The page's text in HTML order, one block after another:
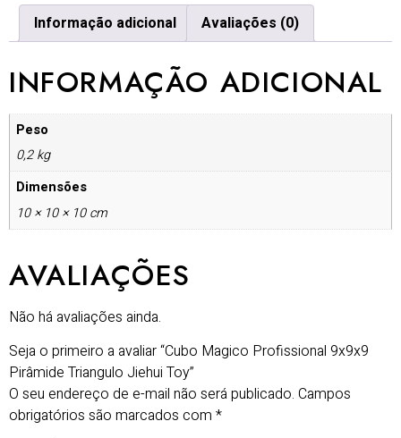
Informação adicional Avaliações (0)
INFORMAÇÃO ADICIONAL
Peso
0,2 kg
Dimensões
10 × 10 × 10 cm
AVALIAÇÕES
Não há avaliações ainda.
Seja o primeiro a avaliar “Cubo Magico Profissional 9x9x9
Pirâmide Triangulo Jiehui Toy”
O seu endereço de e-mail não será publicado. Campos
obrigatórios são marcados com *